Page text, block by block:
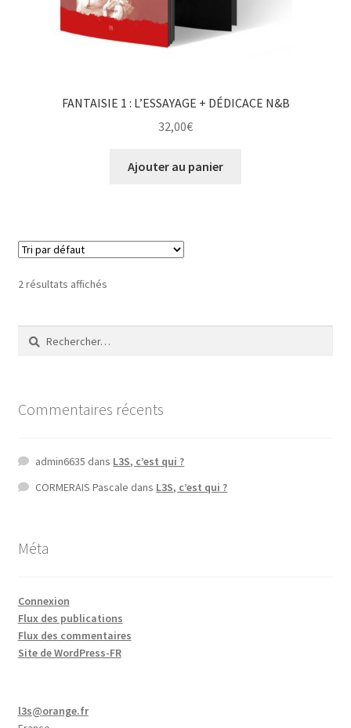
FANTAISIE 1 : L’ESSAYAGE + DÉDICACE N&B
32,00€
Ajouter au panier
2 résultats affichés
Rechercher :
Commentaires récents
admin6635 dans L3S, c’est qui ?
CORMERAIS Pascale dans L3S, c’est qui ?
Méta
Connexion
Flux des publications
Flux des commentaires
Site de WordPress-FR
l3s@orange.fr